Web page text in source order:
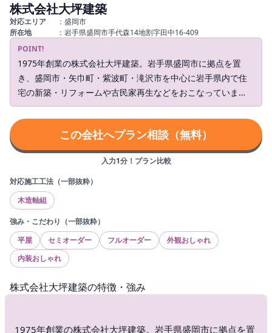
株式会社大坪建築
対応エリア
：盛岡市
所在地
：岩手県盛岡市手代森14地割字田中16-409
POINT!
1975年創業の株式会社大坪建築。岩手県盛岡市に拠点を置
き、盛岡市・矢巾町・紫波町・滝沢市を中心に岩手県内で住
宅の新築・リフォームや古民家再生などをおこなっていま
す。丈夫な建物と安らぎの空間にこだわり、その土地の気候
を活かした住宅づくりを実施しており、ある住宅では先代か
ら引き継いだ床柱を活用した和室を施工し、ある住宅では既
存自宅の防風林のヒバを使った梁やカウンター扉を作成。
「一棟一棟を大切に」というコンセプトの通りに、住む人の
願いに寄り添った家を提供しています。家づくりのことや資
金計画について学べ、施主の方へのインタビューもある家づ
くり教室も定期的に開催。「安心して快適にいつまでも暮ら
せる住宅を」との想いを基に、責任のある家づくりをおこな
っています。
この会社へプラン相談（無料）
入力1分！プラン比較
対応施工工法（一部抜粋）
木造軸組
強み・こだわり（一部抜粋）
平屋
セミオーダー フルオーダー
外観おしゃれ
内装おしゃれ
株式会社大坪建築の特徴・強み
1975年創業の株式会社大坪建築。岩手県盛岡市に拠点を置